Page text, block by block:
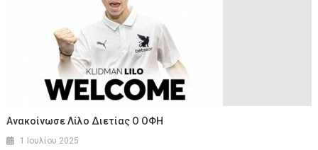
Ανακοίνωσε Λίλο Διετίας Ο ΟΦΗ
1 Ιουλίου 2025